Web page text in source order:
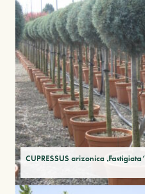
CUPRESSUS arizonica ‚Fastigiata‘